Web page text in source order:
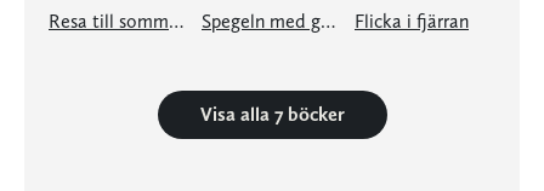
Resa till sommaren Spegeln med guldramen Flicka i fjärran
Visa alla 7 böcker